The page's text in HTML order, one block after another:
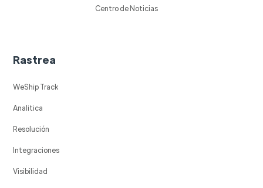
Centro de Noticias
Rastrea
WeShip Track
Analitica
Resolución
Integraciones
Visibilidad